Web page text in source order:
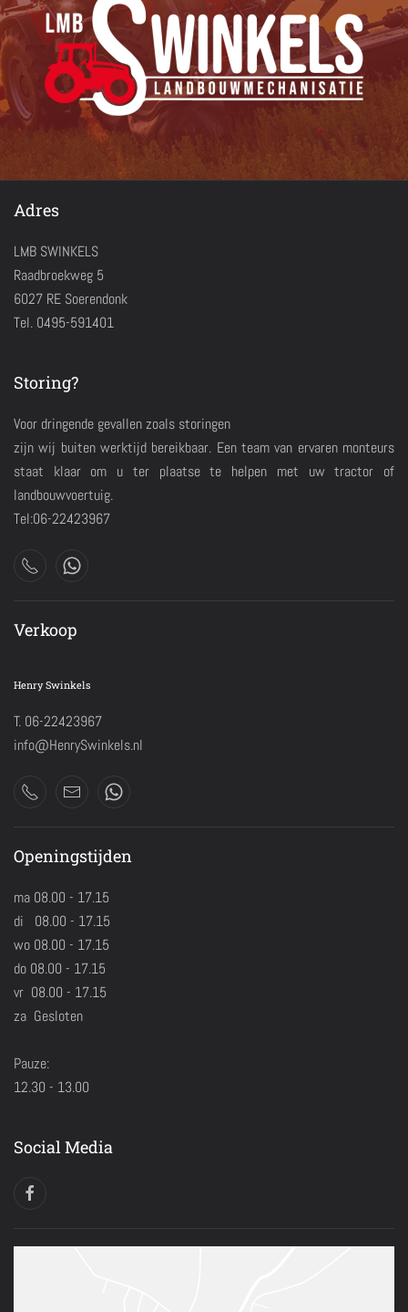
Adres
LMB SWINKELS
Raadbroekweg 5
6027 RE Soerendonk
Tel. 0495-591401
Storing?
Voor dringende gevallen zoals storingen
zijn wij buiten werktijd bereikbaar. Een team van ervaren monteurs
staat klaar om u ter plaatse te helpen met uw tractor of
landbouwvoertuig.
Tel:06-22423967
Verkoop
Henry Swinkels
T. 06-22423967
info@HenrySwinkels.nl
Openingstijden
ma 08.00 - 17.15
di 08.00 - 17.15
wo 08.00 - 17.15
do 08.00 - 17.15
vr 08.00 - 17.15
za Gesloten
Pauze:
12.30 - 13.00
Social Media